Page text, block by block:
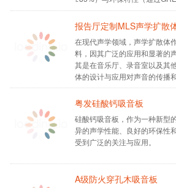
易安装，支持穿孔、凹凸造型
音乐工作室、酒店等场景的降
报告厅定制MLS声学扩散
在现代声学领域，声学扩散体
料，因其广泛的应用和显著的
其是在音乐厅、录音室以及其
体的设计与应用对声音的传播
粤发硅酸钙吸音板
硅酸钙吸音板，作为一种新型
异的声学性能、良好的环保性
受到广泛的关注与应用。
A级防火穿孔木吸音板